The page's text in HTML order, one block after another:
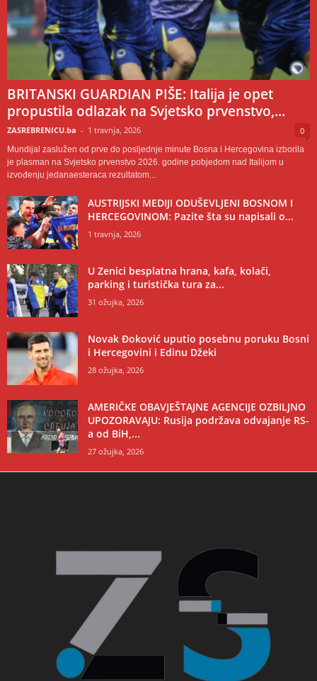
BRITANSKI GUARDIAN PIŠE: Italija je opet
propustila odlazak na Svjetsko prvenstvo,...
ZASREBRENICU.ba - 1 travnja, 2026 0
Mundijal zaslužen od prve do posljednje minute Bosna i Hercegovina izborila
je plasman na Svjetsko prvenstvo 2026. godine pobjedom nad Italijom u
izvođenju jedanaesteraca rezultatom...
AUSTRIJSKI MEDIJI ODUŠEVLJENI BOSNOM I
HERCEGOVINOM: Pazite šta su napisali o...
1 travnja, 2026
U Zenici besplatna hrana, kafa, kolači,
parking i turistička tura za...
31 ožujka, 2026
Novak Đoković uputio posebnu poruku Bosni
i Hercegovini i Edinu Džeki
28 ožujka, 2026
AMERIČKE OBAVJEŠTAJNE AGENCIJE OZBILJNO
UPOZORAVAJU: Rusija podržava odvajanje RS-
a od BiH,...
27 ožujka, 2026